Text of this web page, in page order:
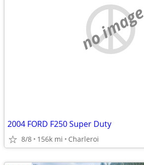
no image
2004 FORD F250 Super Duty
8/8 156k mi Charleroi